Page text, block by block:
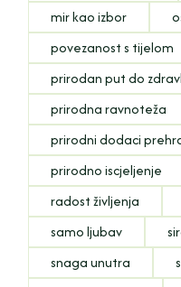
mir kao izbor
povezanost s tijelom
prirodan put do
prirodna ravnoteža
prirodni dodaci
prirodno iscjeljenje
radost življenja
samo ljubav
snaga unutra